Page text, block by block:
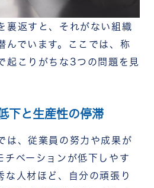
裏返すと、それがない組織
んでいます。ここでは、称
起こりがちな3つの問題を見
下と生産性の停滞
は、従業員の努力や成果が
チベーションが低下しやす
な人材ほど、自分の頑張り